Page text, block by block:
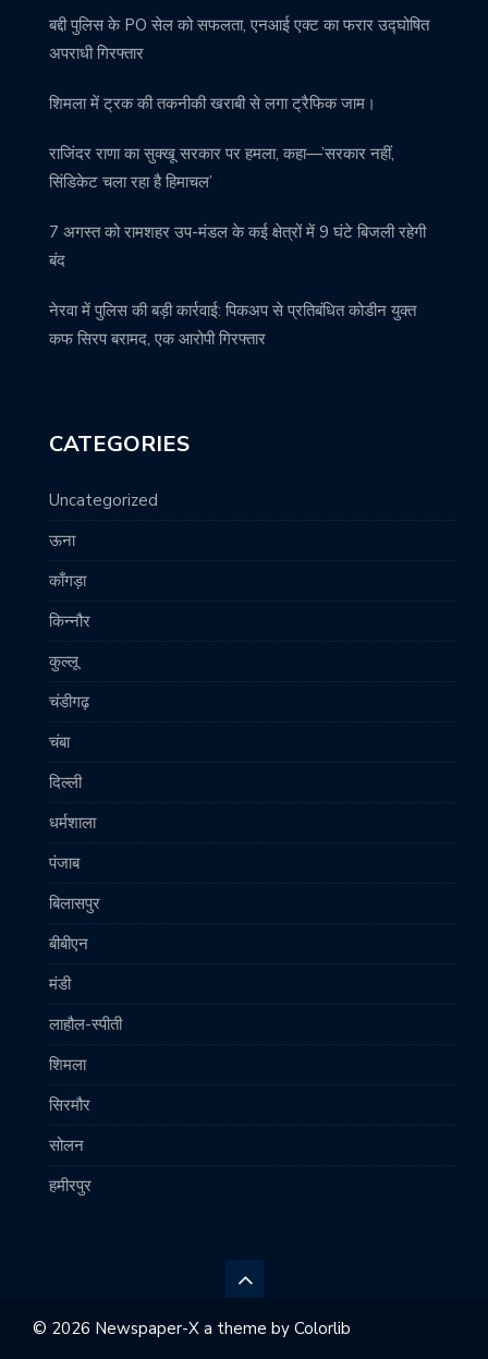
बद्दी पुलिस के PO सेल को सफलता, एनआई एक्ट का फरार उद्घोषित
अपराधी गिरफ्तार
शिमला में ट्रक की तकनीकी खराबी से लगा ट्रैफिक जाम।
राजिंदर राणा का सुक्खू सरकार पर हमला, कहा—’सरकार नहीं,
सिंडिकेट चला रहा है हिमाचल’
7 अगस्त को रामशहर उप-मंडल के कई क्षेत्रों में 9 घंटे बिजली रहेगी
बंद
नेरवा में पुलिस की बड़ी कार्रवाई: पिकअप से प्रतिबंधित कोडीन युक्त
कफ सिरप बरामद, एक आरोपी गिरफ्तार
CATEGORIES
Uncategorized
ऊना
काँगड़ा
किन्नौर
कुल्लू
चंडीगढ़
चंबा
दिल्ली
धर्मशाला
पंजाब
बिलासपुर
बीबीएन
मंडी
लाहौल-स्पीती
शिमला
सिरमौर
सोलन
हमीरपुर
© 2026 Newspaper-X a theme by Colorlib